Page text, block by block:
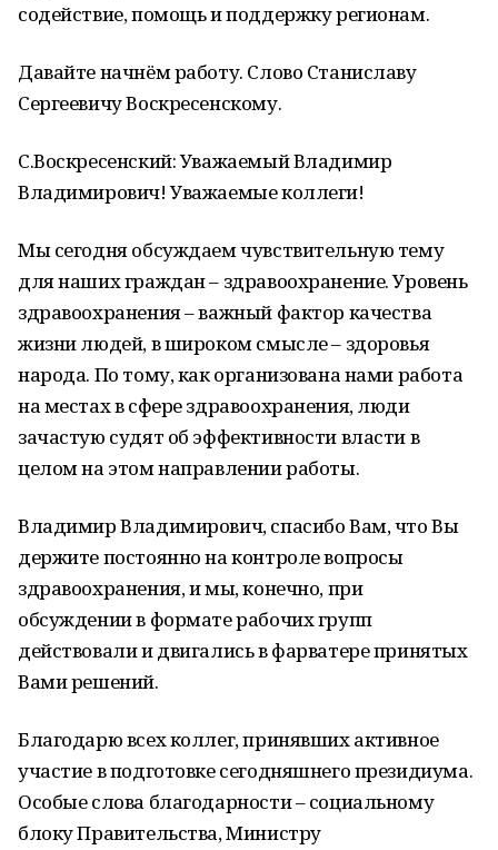
содействие, помощь и поддержку регионам.
Давайте начнём работу. Слово Станиславу
Сергеевичу Воскресенскому.
С.Воскресенский: Уважаемый Владимир
Владимирович! Уважаемые коллеги!
Мы сегодня обсуждаем чувствительную тему
для наших граждан – здравоохранение. Уровень
здравоохранения – важный фактор качества
жизни людей, в широком смысле – здоровья
народа. По тому, как организована нами работа
на местах в сфере здравоохранения, люди
зачастую судят об эффективности власти в
целом на этом направлении работы.
Владимир Владимирович, спасибо Вам, что Вы
держите постоянно на контроле вопросы
здравоохранения, и мы, конечно, при
обсуждении в формате рабочих групп
действовали и двигались в фарватере принятых
Вами решений.
Благодарю всех коллег, принявших активное
участие в подготовке сегодняшнего президиума.
Особые слова благодарности – социальному
блоку Правительства, Министру